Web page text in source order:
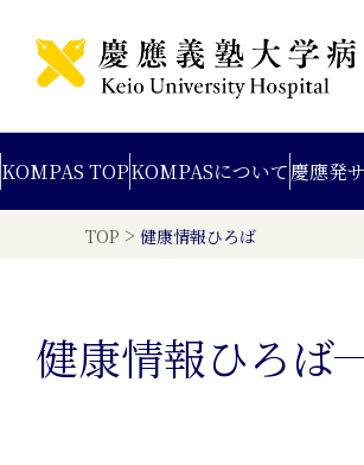
KOMPAS TOPKOMPASについて慶應発
TOP > 健康情報ひろば
健康情報ひろば